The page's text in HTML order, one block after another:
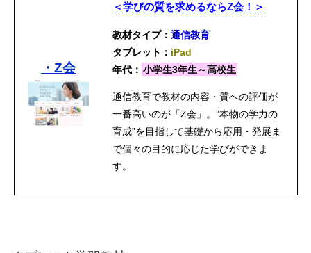
・Z会
＜学びの質を求めるならZ会！＞
教材タイプ： 通信教育
タブレット： iPad
年代： 小学生3年生～高校生
通信教育で教材の内容・質への評価が
一番高いのが「Z会」。”本物の学力の
育成”を目指して基礎から応用・発展ま
で個々の目的に応じた学びができま
す。